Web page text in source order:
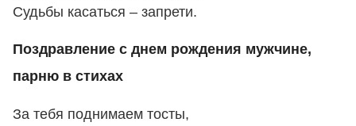
Судьбы касаться – запрети.
Поздравление с днем рождения мужчине,
парню в стихах
За тебя поднимаем тосты,